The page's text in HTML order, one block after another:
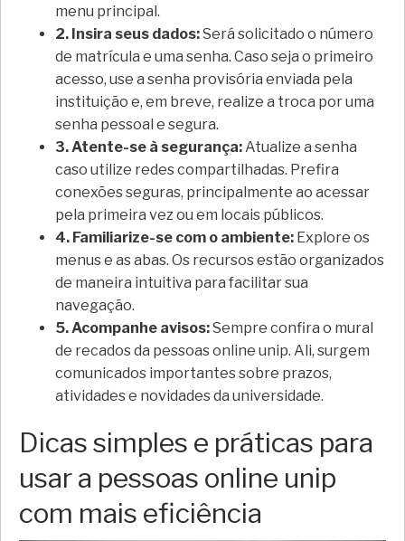
menu principal.
2. Insira seus dados:Será solicitado o número
de matrícula e uma senha. Caso seja o primeiro
acesso, use a senha provisória enviada pela
instituição e, em breve, realize a troca por uma
senha pessoal e segura.
3. Atente-se à segurança:Atualize a senha
caso utilize redes compartilhadas. Prefira
conexões seguras, principalmente ao acessar
pela primeira vez ou em locais públicos.
4. Familiarize-se com o ambiente: Explore os
menus e as abas. Os recursos estão organizados
de maneira intuitiva para facilitar sua
navegação.
5. Acompanhe avisos:Sempre confira o mural
de recados da pessoas online unip. Ali, surgem
comunicados importantes sobre prazos,
atividades e novidades da universidade.
Dicas simples e práticas para
usar a pessoas online unip
com mais eficiência